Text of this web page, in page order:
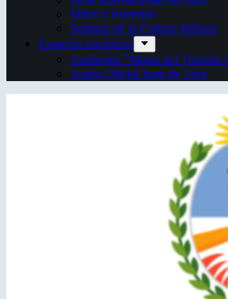
Mitos y leyendas
Semana de la Cultura Italiana
Espacios escénicos
Anfiteatro “Mario del Tránsito
Teatro Oficial Juan de Vera